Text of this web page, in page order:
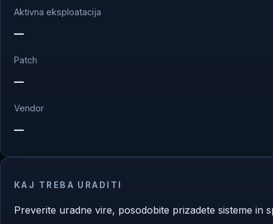
Aktivna eksploatacija
—
Patch
—
Vendor
—
KAJ TREBA URADITI
Preverite uradne vire, posodobite prizadete sisteme in